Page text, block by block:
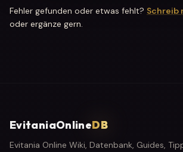
Fehler gefunden oder etwas fehlt? Schreib
oder ergänze gern.
EvitaniaOnlineDB
Evitania Online Wiki, Datenbank, Guides,